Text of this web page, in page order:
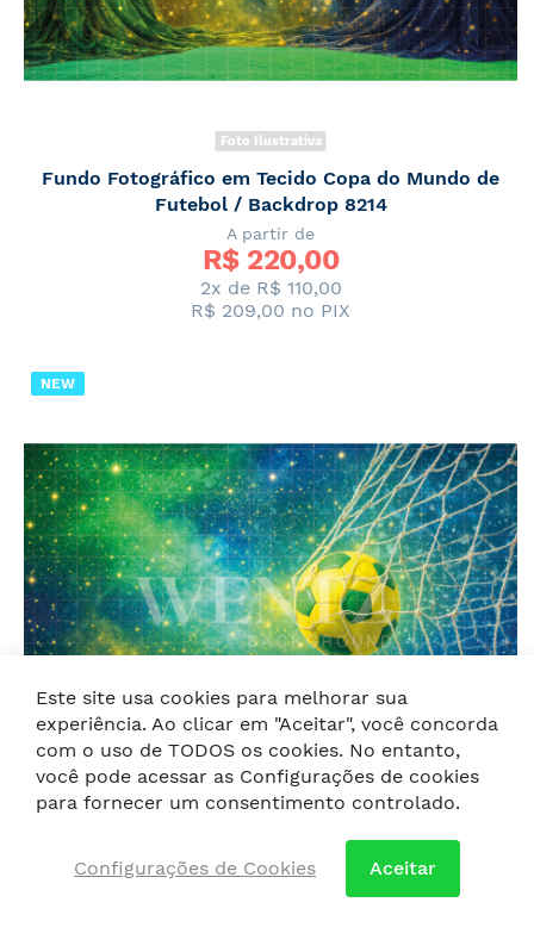
Foto Ilustrativa
Fundo Fotográfico em Tecido Copa do Mundo de
Futebol / Backdrop 8214
A partir de
R$ 220,00
2x de R$ 110,00
R$ 209,00 no PIX
NEW
Fundo Fotográfico em Tecido Copa do Mundo de
Futebol / Backdrop 8213
Este site usa cookies para melhorar sua
experiência. Ao clicar em "Aceitar", você concorda
com o uso de TODOS os cookies. No entanto,
você pode acessar as Configurações de cookies
para fornecer um consentimento controlado.
Configurações de Cookies Aceitar